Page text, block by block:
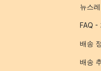
뉴스
FAQ -
배송
배송